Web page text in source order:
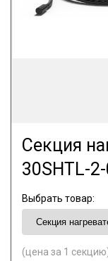
Секция
30SHTL-
Выбрать товар:
(цена за 1